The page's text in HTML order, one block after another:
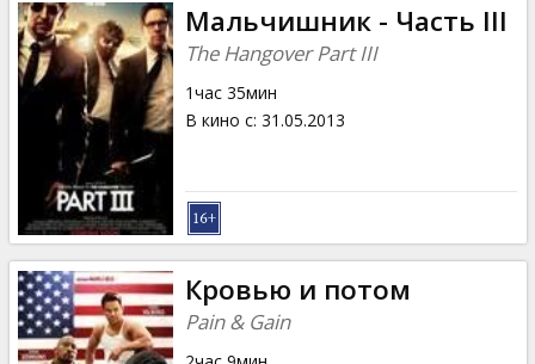
Мальчишник - Часть III
The Hangover Part III
1час 35мин
В кино с: 31.05.2013
Кровью и потом
Pain & Gain